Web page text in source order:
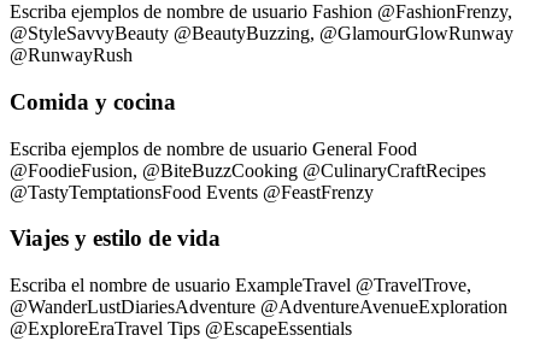
Escriba ejemplos de nombre de usuario Fashion @FashionFrenzy,
@StyleSavvyBeauty @BeautyBuzzing, @GlamourGlowRunway
@RunwayRush
Comida y cocina
Escriba ejemplos de nombre de usuario General Food
@FoodieFusion, @BiteBuzzCooking @CulinaryCraftRecipes
@TastyTemptationsFood Events @FeastFrenzy
Viajes y estilo de vida
Escriba el nombre de usuario ExampleTravel @TravelTrove,
@WanderLustDiariesAdventure @AdventureAvenueExploration
@ExploreEraTravel Tips @EscapeEssentials